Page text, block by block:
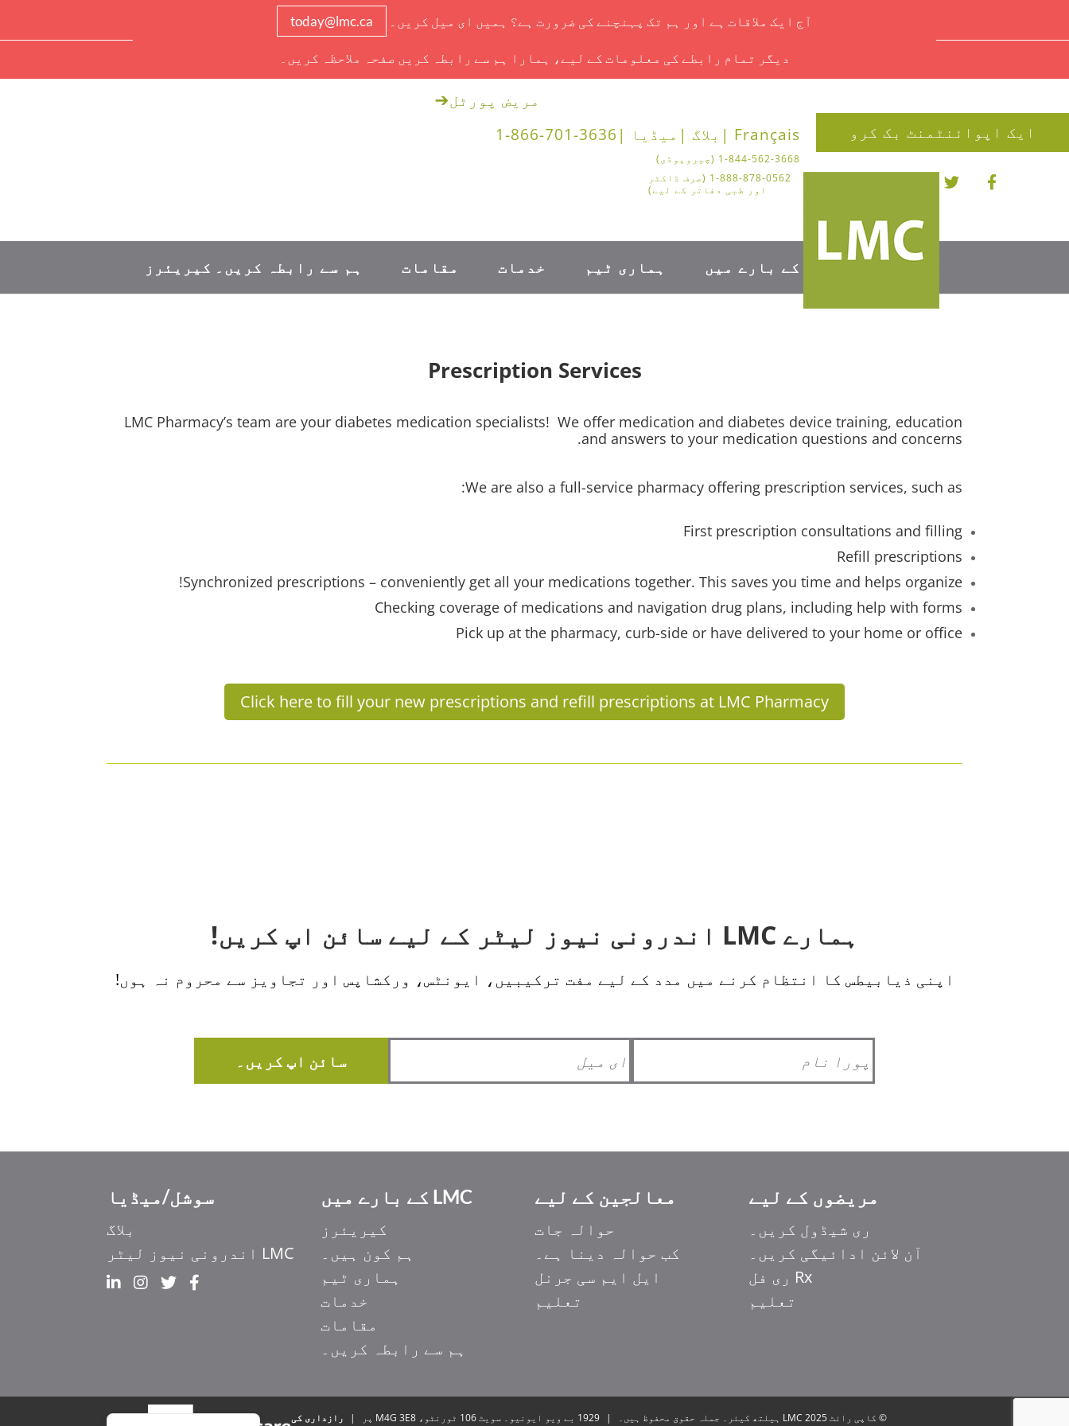
آج ایک ملاقات ہے اور ہم تک پہنچنے کی ضرورت ہے؟ ہمیں ای میل کریں۔ today@lmc.ca
دیگر تمام رابطے کی معلومات کے لیے، ہمارا ہم سے رابطہ کریں صفحہ ملاحظہ کریں۔
Français | بلاگ | میڈیا | 1-866-701-3636
1-844-562-3668 (چیروپوڈی)
1-888-878-0562 (صرف ڈاکٹر
اور طبی دفاتر کے لیے)
مریض پورٹل➔
ایک اپوائنٹمنٹ بک کرو
کے بارے میں ہماری ٹیم خدمات مقامات ہم سے رابطہ کریں۔ کیریئرز
Prescription Services
LMC Pharmacy’s team are your diabetes medication specialists! We offer medication and diabetes device training, education
and answers to your medication questions and concerns.
We are also a full-service pharmacy offering prescription services, such as:
First prescription consultations and filling
Refill prescriptions
Synchronized prescriptions – conveniently get all your medications together. This saves you time and helps organize!
Checking coverage of medications and navigation drug plans, including help with forms
Pick up at the pharmacy, curb-side or have delivered to your home or office
Click here to fill your new prescriptions and refill prescriptions at LMC Pharmacy
ہمارے LMC اندرونی نیوز لیٹر کے لیے سائن اپ کریں!
اپنی ذیابیطس کا انتظام کرنے میں مدد کے لیے مفت ترکیبیں، ایونٹس، ورکشاپس اور تجاویز سے محروم نہ ہوں!
سائن اپ کریں۔
مریضوں کے لیے
ری شیڈول کریں۔
آن لائن ادائیگی کریں۔
Rx ری فل
تعلیم
معالجین کے لیے
حوالہ جات
کب حوالہ دینا ہے۔
ایل ایم سی جرنل
تعلیم
LMC کے بارے میں
کیریئرز
ہم کون ہیں۔
ہماری ٹیم
خدمات
مقامات
ہم سے رابطہ کریں۔
سوشل/میڈیا
بلاگ
LMC اندرونی نیوز لیٹر
© کاپی رائٹ 2025 LMC ہیلتھ کیئر۔ جملہ حقوق محفوظ ہیں۔ | 1929 بے ویو ایونیو۔ سویٹ 106 ٹورنٹو، M4G 3E8 پر | رازداری کی
Italiano
Ελληνικά